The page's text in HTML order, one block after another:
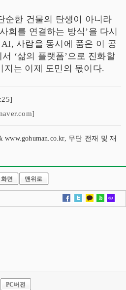
순한 건물의 탄생이 아니라
회를 연결하는 방식’을 다시
사람을 동시에 품은 이 공
‘삶의 플랫폼’으로 진화할
지는 이제 도민의 몫이다.
무단 전재 및 재
면 맨위로
PC버전